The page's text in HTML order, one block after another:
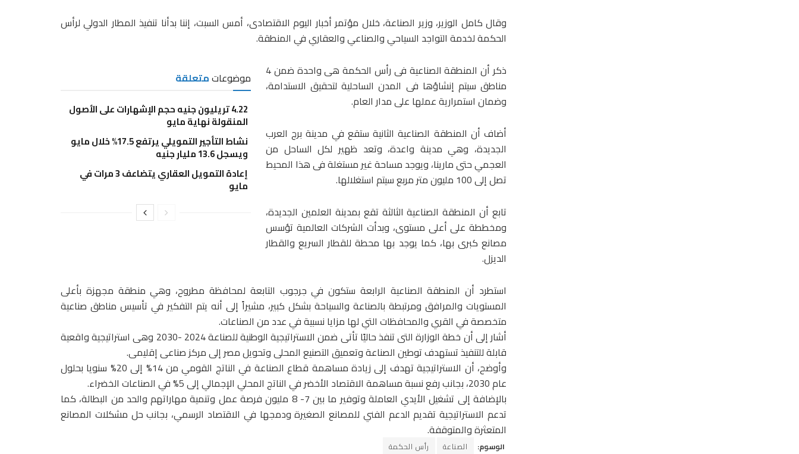
وقال كامل الوزير، وزير الصناعة، خلال مؤتمر أخبار اليوم الاقتصادى، أمس السبت، إننا بدأنا تنفيذ المطار الدولي لرأس
الحكمة لخدمة التواجد السياحي والصناعي والعقاري في المنطقة.
موضوعاتمتعلقة
4.22 تريليون جنيه حجم الإشهارات على الأصول
المنقولة نهاية مايو
نشاط التأجير التمويلي يرتفع 17.5% خلال مايو
ويسجل 13.6 مليار جنيه
إعادة التمويل العقاري يتضاعف 3 مرات في
مايو
ذكر أن المنطقة الصناعية فى رأس الحكمة هى واحدة ضمن 4
مناطق سيتم إنشاؤها فى المدن الساحلية لتحقيق الاستدامة،
وضمان استمرارية عملها على مدار العام.
أضاف أن المنطقة الصناعية الثانية ستقع في مدينة برج العرب
الجديدة، وهي مدينة واعدة، وتعد ظهير لكل الساحل من
العجمي حتى مارينا، ويوجد مساحة غير مستغلة فى هذا المحيط
تصل إلى 100 مليون متر مربع سيتم استغلالها.
تابع أن المنطقة الصناعية الثالثة تقع بمدينة العلمين الجديدة،
ومخططة على أعلى مستوى، وبدأت الشركات العالمية تؤسس
مصانع كبرى بها، كما يوجد بها محطة للقطار السريع والقطار
الديزل.
استطرد أن المنطقة الصناعية الرابعة ستكون في جرجوب التابعة لمحافظة مطروح، وهي منطقة مجهزة بأعلى
المستويات والمرافق ومرتبطة بالصناعة والسياحة بشكل كبير، مشيراً إلى أنه يتم التفكير في تأسيس مناطق صناعية
متخصصة في القري والمحافظات التي لها مزايا نسبية في عدد من الصناعات.
أشار إلى أن خطة الوزارة التى تنفذ حاليًا تأتى ضمن الاستراتيجية الوطنية للصناعة 2024 -2030 وهى استراتيجية واقعية
قابلة للتنفيذ تستهدف توطين الصناعة وتعميق التصنيع المحلى وتحويل مصر إلى مركز صناعى إقليمى.
وأوضح، أن الاستراتيجية تهدف إلى زيادة مساهمة قطاع الصناعة في الناتج القومي من 14% إلى 20% سنويا بحلول
عام 2030، بجانب رفع نسبة مساهمة الاقتصاد الأخضر في الناتج المحلي الإجمالي إلى 5% في الصناعات الخضراء.
بالإضافة إلى تشغيل الأيدي العاملة وتوفير ما بين 7- 8 مليون فرصة عمل وتنمية مهاراتهم والحد من البطالة، كما
تدعم الاستراتيجية تقديم الدعم الفني للمصانع الصغيرة ودمجها في الاقتصاد الرسمي، بجانب حل مشكلات المصانع
المتعثرة والمتوقفة.
الوسوم: الصناعة رأس الحكمة